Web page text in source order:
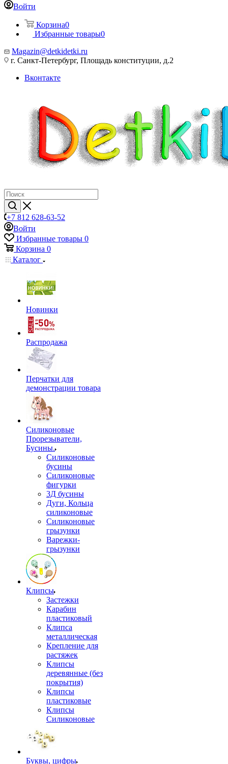
Войти
Корзина0
Избранные товары0
Magazin@detkidetki.ru
г. Санкт-Петербург, Площадь конституции, д.2
Вконтакте
+7 812 628-63-52
Войти
Избранные товары 0
Корзина 0
Каталог
Новинки
Распродажа
Перчатки для
демонстрации товара
Силиконовые
Прорезыватели,
Бусины.
Силиконовые
бусины
Силиконовые
фигурки
3Д бусины
Дуги, Кольца
силиконовые
Силиконовые
грызунки
Варежки-
грызунки
Клипсы
Застежки
Карабин
пластиковый
Клипса
металлическая
Крепление для
растяжек
Клипсы
деревянные (без
покрытия)
Клипсы
пластиковые
Клипсы
Силиконовые
Буквы, цифры